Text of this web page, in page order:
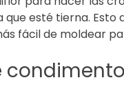
esté tierna. Esto
fácil de moldear